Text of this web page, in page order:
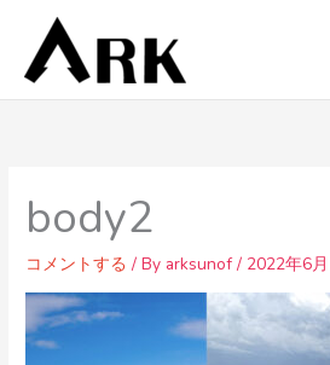
ス
body2
コメントする / By arksunof/ 2022年6